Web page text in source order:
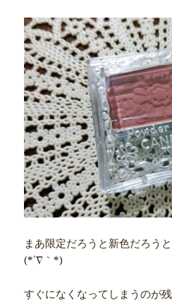
まあ限定だろうと新色だろう
(*´∇｀*)
すぐになくなってしまうのが